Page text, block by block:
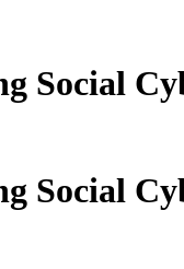
Social
Social